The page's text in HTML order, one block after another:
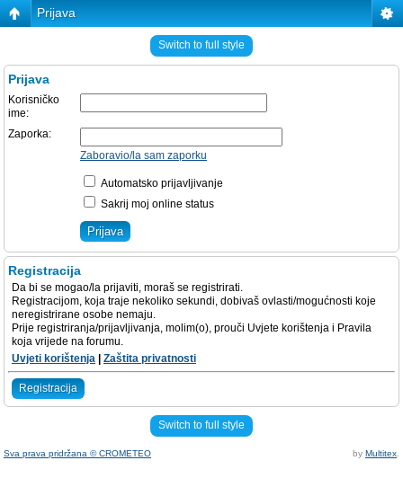
Prijava
Switch to full style
Prijava
Korisničko
ime:
Zaporka:
Zaboravio/la sam zaporku
Automatsko prijavljivanje
Sakrij moj online status
Registracija
Da bi se mogao/la prijaviti, moraš se registrirati.
Registracijom, koja traje nekoliko sekundi, dobivaš ovlasti/mogućnosti koje
neregistrirane osobe nemaju.
Prije registriranja/prijavljivanja, molim(o), prouči Uvjete korištenja i Pravila
koja vrijede na forumu.
Uvjeti korištenja
Zaštita privatnosti
Registracija
Switch to full style
Sva prava pridržana © CROMETEO by Multitex